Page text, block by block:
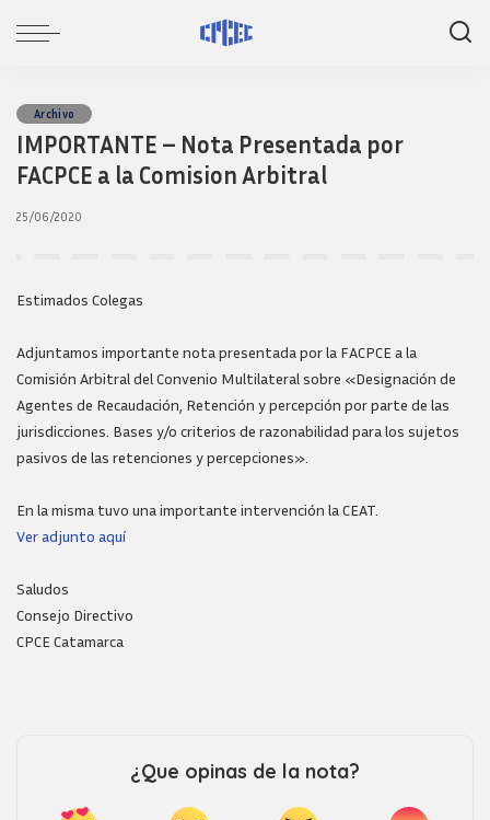
Archivo
IMPORTANTE – Nota Presentada por
FACPCE a la Comision Arbitral
25/06/2020
Estimados Colegas
Adjuntamos importante nota presentada por la FACPCE a la
Comisión Arbitral del Convenio Multilateral sobre «Designación de
Agentes de Recaudación, Retención y percepción por parte de las
jurisdicciones. Bases y/o criterios de razonabilidad para los sujetos
pasivos de las retenciones y percepciones».
En la misma tuvo una importante intervención la CEAT.
Ver adjunto aquí
Saludos
Consejo Directivo
CPCE Catamarca
¿Que opinas de la nota?